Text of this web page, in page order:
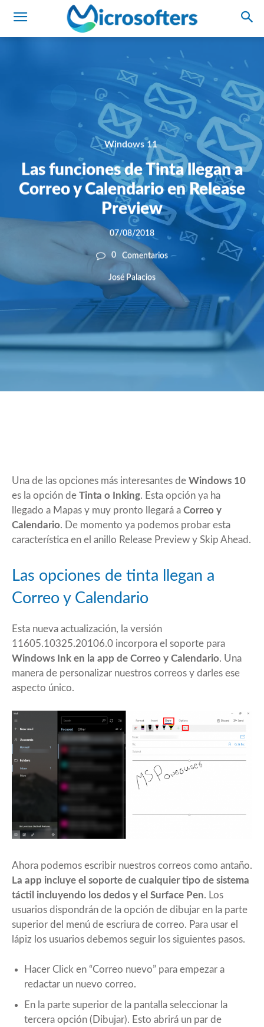
Windows 11
Las funciones de Tinta llegan a
Correo y Calendario en Release
Preview
07/08/2018
0 Comentarios
José Palacios
Una de las opciones más interesantes de Windows 10
es la opción de Tinta o Inking. Esta opción ya ha
llegado a Mapas y muy pronto llegará a Correo y
Calendario. De momento ya podemos probar esta
característica en el anillo Release Preview y Skip Ahead.
Las opciones de tinta llegan a
Correo y Calendario
Esta nueva actualización, la versión
11605.10325.20106.0 incorpora el soporte para
Windows Ink en la app de Correo y Calendario. Una
manera de personalizar nuestros correos y darles ese
aspecto único.
Ahora podemos escribir nuestros correos como antaño.
La app incluye el soporte de cualquier tipo de sistema
táctil incluyendo los dedos y el Surface Pen. Los
usuarios dispondrán de la opción de dibujar en la parte
superior del menú de escriura de correo. Para usar el
lápiz los usuarios debemos seguir los siguientes pasos.
Hacer Click en “Correo nuevo” para empezar a
redactar un nuevo correo.
En la parte superior de la pantalla seleccionar la
tercera opción (Dibujar). Esto abrirá un par de